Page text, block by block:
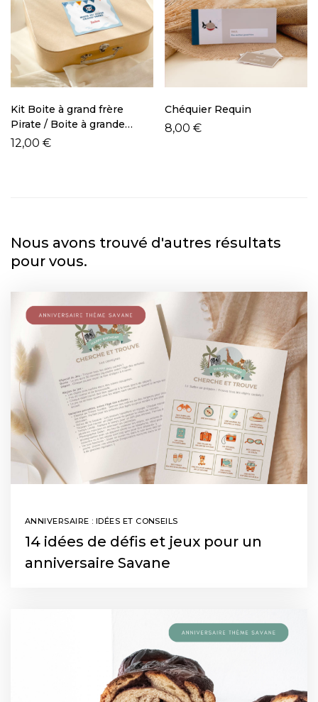
Kit Boite à grand frère
Pirate / Boite à grande
soeur Pirate
12,00 €
Chéquier Requin
8,00 €
Nous avons trouvé d'autres résultats
pour vous.
ANNIVERSAIRE : IDÉES ET CONSEILS
14 idées de défis et jeux pour un
anniversaire Savane